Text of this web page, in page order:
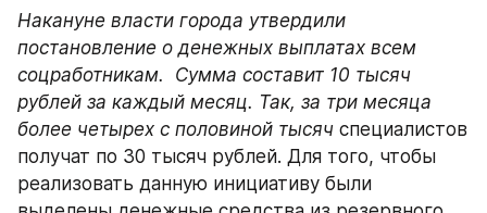
Накануне власти города утвердили
постановление о денежных выплатах всем
соцработникам.  Сумма составит 10 тысяч
рублей за каждый месяц. Так, за три месяца
более четырех с половиной тысяч специалистов
получат по 30 тысяч рублей. Для того, чтобы
реализовать данную инициативу были